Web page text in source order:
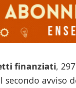
finanziati,
secondo avviso